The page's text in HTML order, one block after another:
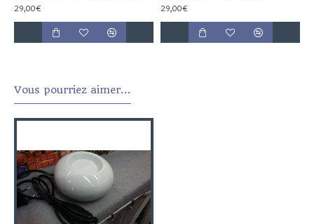
29,00€ 29,00€
Vous pourriez aimer...